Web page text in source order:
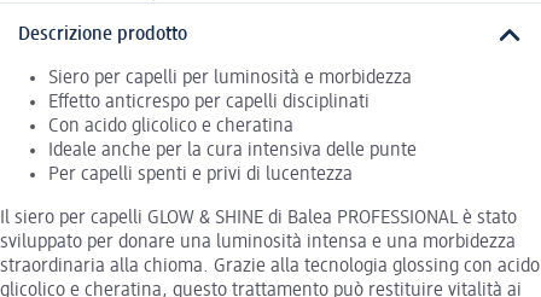
Descrizione prodotto
Siero per capelli per luminosità e morbidezza
Effetto anticrespo per capelli disciplinati
Con acido glicolico e cheratina
Ideale anche per la cura intensiva delle punte
Per capelli spenti e privi di lucentezza
Il siero per capelli GLOW & SHINE di Balea PROFESSIONAL è stato
sviluppato per donare una luminosità intensa e una morbidezza
straordinaria alla chioma. Grazie alla tecnologia glossing con acido
glicolico e cheratina, questo trattamento può restituire vitalità ai